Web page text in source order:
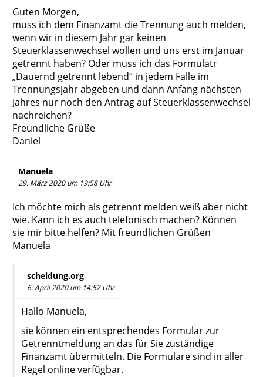
Guten Morgen,
muss ich dem Finanzamt die Trennung auch melden,
wenn wir in diesem Jahr gar keinen
Steuerklassenwechsel wollen und uns erst im Januar
getrennt haben? Oder muss ich das Formulatr
„Dauernd getrennt lebend“ in jedem Falle im
Trennungsjahr abgeben und dann Anfang nächsten
Jahres nur noch den Antrag auf Steuerklassenwechsel
nachreichen?
Freundliche Grüße
Daniel
Manuela
29. März 2020 um 19:58 Uhr
Ich möchte mich als getrennt melden weiß aber nicht
wie. Kann ich es auch telefonisch machen? Können
sie mir bitte helfen? Mit freundlichen Grüßen
Manuela
scheidung.org
6. April 2020 um 14:52 Uhr
Hallo Manuela,
sie können ein entsprechendes Formular zur
Getrenntmeldung an das für Sie zuständige
Finanzamt übermitteln. Die Formulare sind in aller
Regel online verfügbar.